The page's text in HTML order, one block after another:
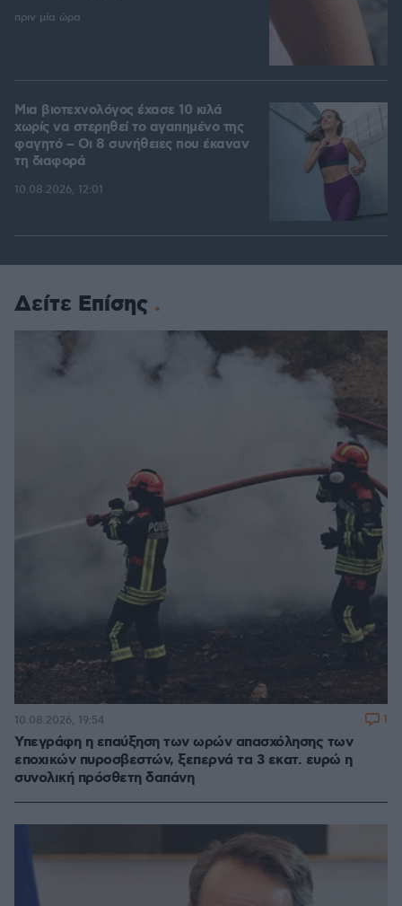
πριν μία ώρα
Μια βιοτεχνολόγος έχασε 10 κιλά
χωρίς να στερηθεί το αγαπημένο της
φαγητό – Οι 8 συνήθειες που έκαναν
τη διαφορά
10.08.2026, 12:01
Δείτε Επίσης
Υπεγράφη η επαύξηση των ωρών απασχόλησης των
εποχικών πυροσβεστών, ξεπερνά τα 3 εκατ. ευρώ η
συνολική πρόσθετη δαπάνη
10.08.2026, 19:54 1